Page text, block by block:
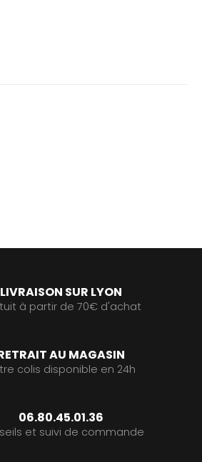
LIVRAISON SUR LYON
à partir de 70€ d'achat
AU MAGASIN
colis disponible en 24h
06.80.45.01.36
et suivi de commande